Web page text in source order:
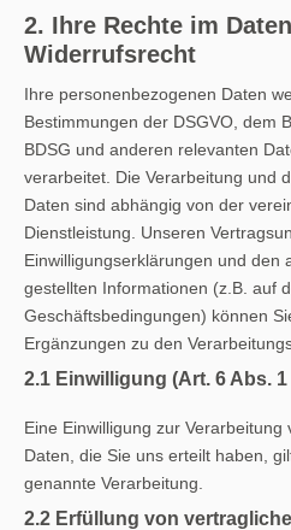
2. Ihre Rechte im
Widerrufsrecht
Ihre personenbezogenen Daten
Bestimmungen der DSGVO, dem
BDSG und anderen relevanten
verarbeitet. Die Verarbeitung und
Daten sind abhängig von der
Dienstleistung. Unseren
Einwilligungserklärungen und den
gestellten Informationen (z.B. auf
Geschäftsbedingungen) können
Ergänzungen zu den
2.1 Einwilligung (Art. 6 Abs. 1
Eine Einwilligung zur
Daten, die Sie uns erteilt haben,
genannte Verarbeitung.
2.2 Erfüllung von